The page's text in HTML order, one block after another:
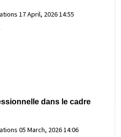
17 April, 2026 14:55
dans le cadre
05 March, 2026 14:06